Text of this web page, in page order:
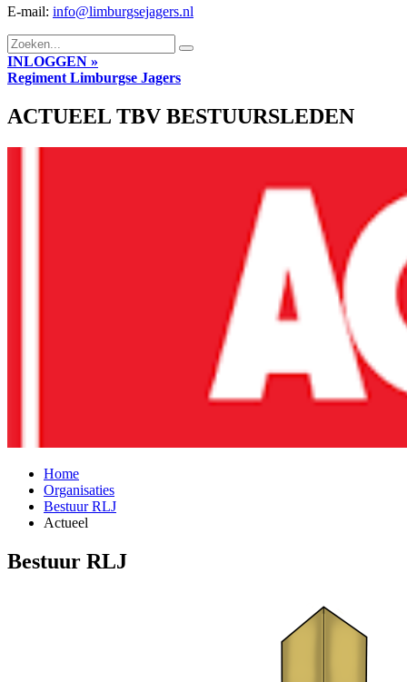
E-mail: info@limburgsejagers.nl
INLOGGEN »
Regiment Limburgse Jagers
ACTUEEL TBV BESTUURSLEDEN
Home
Organisaties
Bestuur RLJ
Actueel
Bestuur RLJ